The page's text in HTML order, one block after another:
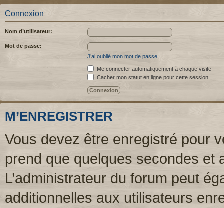
Connexion
Nom d’utilisateur:
Mot de passe:
J’ai oublié mon mot de passe
Me connecter automatiquement à chaque visite
Cacher mon statut en ligne pour cette session
M’ENREGISTRER
Vous devez être enregistré pour
prend que quelques secondes et
L’administrateur du forum peut
additionnelles aux utilisateurs